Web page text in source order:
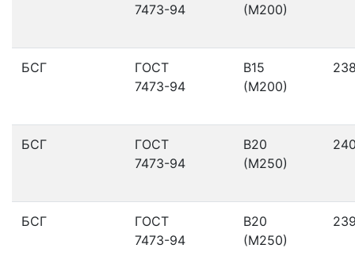
7473-94
(М200)
БСГ
ГОСТ
7473-94
В15
(М200)
БСГ
ГОСТ
7473-94
В20
(М250)
БСГ
ГОСТ
7473-94
В20
(М250)